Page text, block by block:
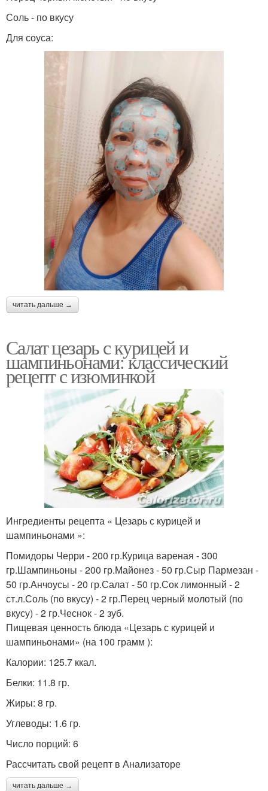
Соль - по вкусу
Для соуса:
читать дальше →
Салат цезарь с курицей и
шампиньонами: классический
рецепт с изюминкой
Ингредиенты рецепта « Цезарь с курицей и
шампиньонами »:
Помидоры Черри - 200 гр.Курица вареная - 300
гр.Шампиньоны - 200 гр.Майонез - 50 гр.Сыр Пармезан -
50 гр.Анчоусы - 20 гр.Салат - 50 гр.Сок лимонный - 2
ст.л.Соль (по вкусу) - 2 гр.Перец черный молотый (по
вкусу) - 2 гр.Чеснок - 2 зуб.
Пищевая ценность блюда «Цезарь с курицей и
шампиньонами» (на 100 грамм ):
Калории: 125.7 ккал.
Белки: 11.8 гр.
Жиры: 8 гр.
Углеводы: 1.6 гр.
Число порций: 6
Рассчитать свой рецепт в Анализаторе
читать дальше →